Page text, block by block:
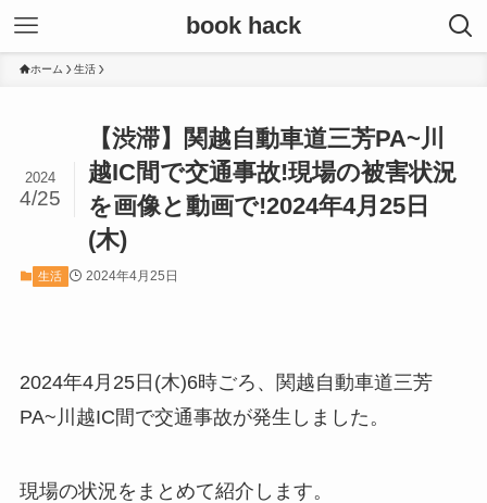
book hack
ホーム 生活
【渋滞】関越自動車道三芳PA~川
越IC間で交通事故!現場の被害状況
を画像と動画で!2024年4月25日
(木)
2024
4/25
生活 2024年4月25日
2024年4月25日(木)6時ごろ、関越自動車道三芳
PA~川越IC間で交通事故が発生しました。
現場の状況をまとめて紹介します。